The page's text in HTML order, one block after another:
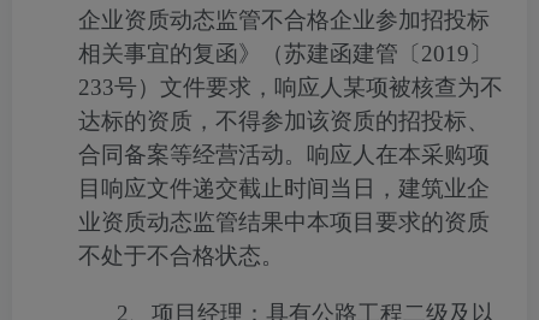
企业资质动态监管不合格企业参加招投标
相关事宜的复函》（苏建函建管〔 2019 〕
233号）文件要求，响应人某项被核查为不
达标的资质，不得参加该资质的招投标、
合同备案等经营活动。响应人在本采购项
目响应文件递交截止时间当日，建筑业企
业资质动态监管结果中本项目要求的资质
不处于不合格状态。
2、项目经理：具有公路工程二级及以